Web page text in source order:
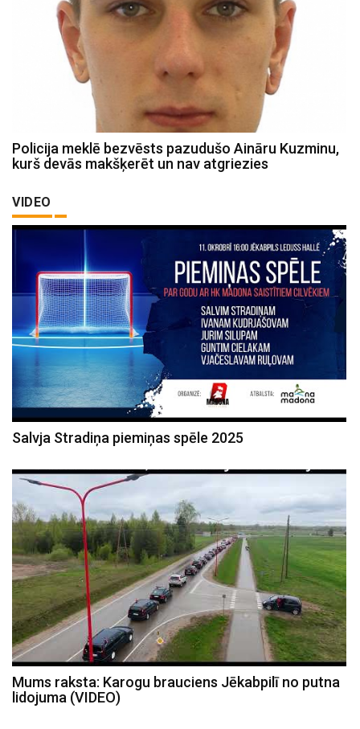
Policija meklē bezvēsts pazudušo Aināru Kuzminu,
kurš devās makšķerēt un nav atgriezies
VIDEO
Salvja Stradiņa piemiņas spēle 2025
Mums raksta: Karogu brauciens Jēkabpilī no putna
lidojuma (VIDEO)